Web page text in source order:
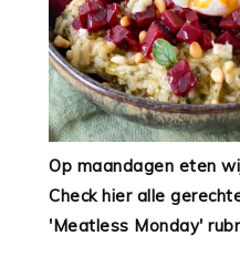
Op maandagen eten
Check hier alle
'Meatless Monday'